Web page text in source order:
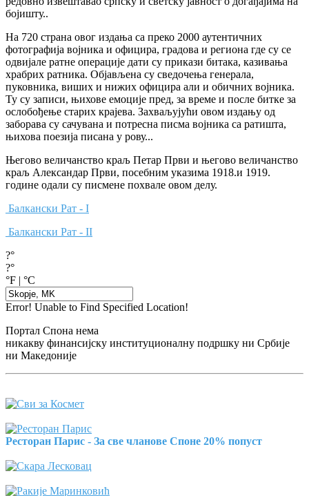
бојишту..
На 720 страна овог издања са преко 2000 аутентичних
фотографија војника и официра, градова и региона где су се
одвијале ратне операције дати су прикази битака, казивања
храбрих ратника. Објављена су сведочења генерала,
пуковника, виших и нижих официра али и обичних војника.
Ту су записи, њихове емоције пред, за време и после битке за
ослобођење старих крајева. Захваљујући овом издању од
заборава су сачувана и потресна писма војника са ратишта,
њихова поезија писана у рову...
Његово величанство краљ Петар Први и његово величанство
краљ Александар Први, посебним указима 1918.и 1919.
године одали су писмене похвале овом делу.
Балкански Рат - I
Балкански Рат - II
?°
?°
°F | °C
Error! Unable to Find Specified Location!
Портал Спона нема
никакву финансијску институционалну подршку ни Србије
ни Македоније
Ресторан Парис - За све чланове Споне 20% попуст